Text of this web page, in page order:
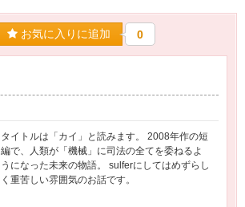
お気に入りに追加 0
タイトルは「カイ」と読みます。 2008年作の短
編で、人類が「機械」に司法の全てを委ねるよ
うになった未来の物語。 sulferにしてはめずらし
く重苦しい雰囲気のお話です。